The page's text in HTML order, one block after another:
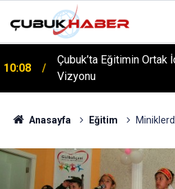
10:08
Çubuk’ta Eğitimin Ortak
Vizyonu
12:06
ÇUBUK’TA ‘YAZA
Gönüllerince Eğlendi!
Anasayfa Eğitim